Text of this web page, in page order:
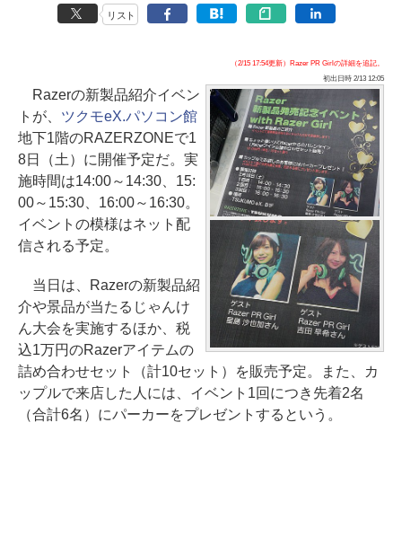
リスト
（2/15 17:54更新）Razer PR Girlの詳細を追記。
初出日時 2/13 12:05
Razerの新製品紹介イベン
トが、 ツクモeX.パソコン館
地下1階のRAZERZONEで1
8日（土）に開催予定だ。実
施時間は14:00～14:30、15:
00～15:30、16:00～16:30。
イベントの模様はネット配
信される予定。
当日は、Razerの新製品紹
介や景品が当たるじゃんけ
ん大会を実施するほか、税
込1万円のRazerアイテムの
詰め合わせセット（計10セット）を販売予定。また、カ
ップルで来店した人には、イベント1回につき先着2名
（合計6名）にパーカーをプレゼントするという。